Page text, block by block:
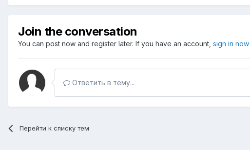
Join the conversation
You can post now and register later. If you have an account, sign in now
Ответить в тему...
Перейти к списку тем